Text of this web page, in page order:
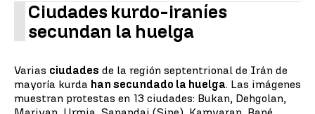
Ciudades kurdo-iraníes
secundan la huelga
Varias ciudades de la región septentrional de Irán de
mayoría kurda han secundado la huelga. Las imágenes
muestran protestas en 13 ciudades: Bukan, Dehgolan,